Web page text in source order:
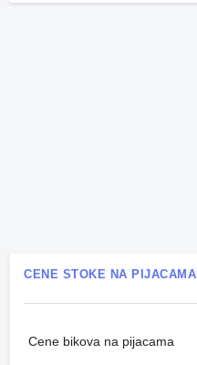
CENE STOKE NA PIJACAMA
Cene bikova na pijacama